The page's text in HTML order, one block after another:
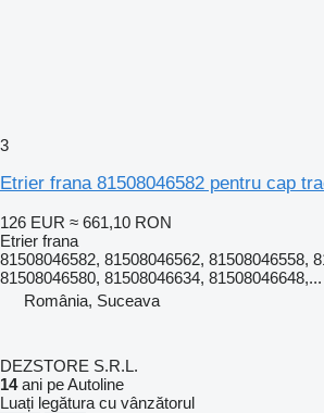
3
Etrier frana 81508046582 pentru cap
126 EUR ≈ 661,10 RON
Etrier frana
81508046582, 81508046562, 81508046558,
81508046580, 81508046634, 81508046648,...
România, Suceava
DEZSTORE S.R.L.
14ani pe Autoline
Luați legătura cu vânzătorul